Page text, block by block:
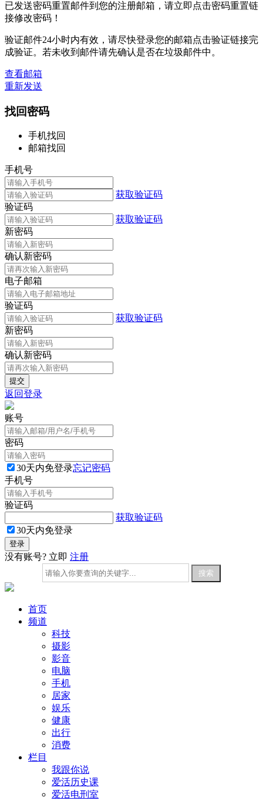
已发送密码重置邮件到您的注册邮箱，请立即点击密码重置链
接修改密码！
验证邮件24小时内有效，请尽快登录您的邮箱点击验证链接完
成验证。若未收到邮件请先确认是否在垃圾邮件中。
查看邮箱
重新发送
找回密码
手机找回
邮箱找回
手机号
获取验证码
验证码
获取验证码
新密码
确认新密码
电子邮箱
验证码
获取验证码
新密码
确认新密码
返回登录
账号
密码
30天内免登录忘记密码
手机号
验证码
获取验证码
30天内免登录
没有账号? 立即 注册
首页
频道
科技
摄影
影音
电脑
手机
居家
娱乐
健康
出行
消费
栏目
我跟你说
爱活历史课
爱活电刑室